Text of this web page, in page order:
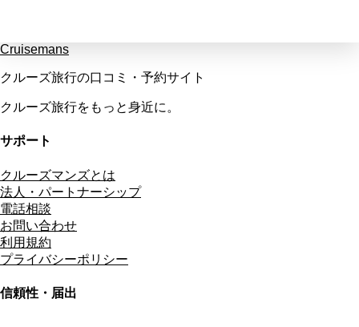
Cruisemans
クルーズ旅行の口コミ・予約サイト
クルーズ旅行をもっと身近に。
サポート
クルーズマンズとは
法人・パートナーシップ
電話相談
お問い合わせ
利用規約
プライバシーポリシー
信頼性・届出